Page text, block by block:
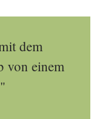
dem
von einem